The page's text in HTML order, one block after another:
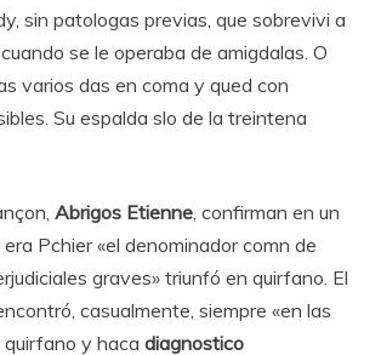
sin patologas previas, que sobrevivi a
se le operaba de amigdalas. O
varios das en coma y qued con
Su espalda slo de la treintena
Abrigos Etienne , confirman en un
Pchier «el denominador comn de
graves» triunfó en quirfano. El
casualmente, siempre «en las
y haca diagnostico